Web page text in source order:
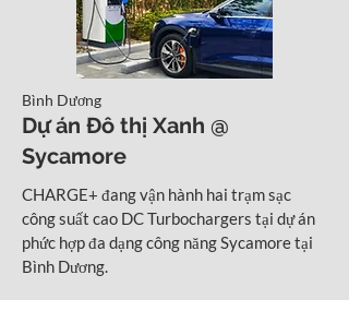
Bình Dương
Dự án Đô thị Xanh @
Sycamore
CHARGE+ đang vận hành hai trạm sạc
công suất cao DC Turbochargers tại dự án
phức hợp đa dạng công năng Sycamore tại
Bình Dương.